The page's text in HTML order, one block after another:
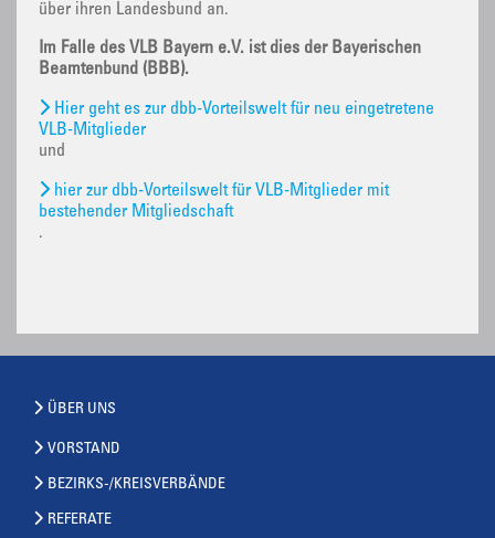
über ihren Landesbund an.
Im Falle des VLB Bayern e.V. ist dies der Bayerischen
Beamtenbund (BBB).
Hier geht es zur dbb-Vorteilswelt für neu eingetretene
VLB-Mitglieder
und
hier zur dbb-Vorteilswelt für VLB-Mitglieder mit
bestehender Mitgliedschaft
.
ÜBER UNS
VORSTAND
BEZIRKS-/KREISVERBÄNDE
REFERATE